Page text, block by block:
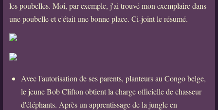
les poubelles. Moi, par exemple, j'ai trouvé mon exemplaire dans
une poubelle et c'était une bonne place. Ci-joint le résumé.
Avec l'autorisation de ses parents, planteurs au Congo belge,
le jeune Bob Clifton obtient la charge officielle de chasseur
d'éléphants. Après un apprentissage de la jungle en